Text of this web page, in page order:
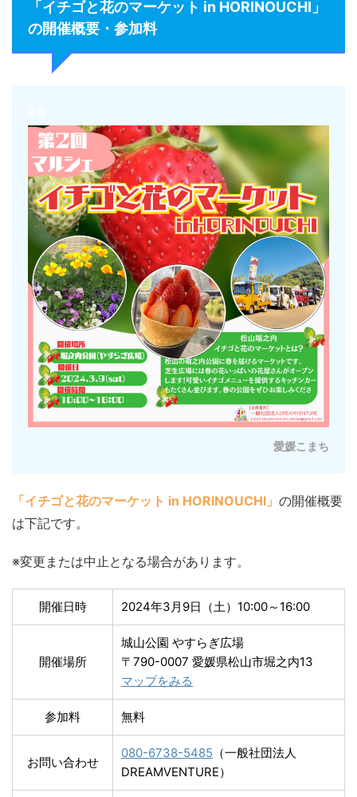
「イチゴと花のマーケット in HORINOUCHI」
の開催概要・参加料
愛媛こまち
「イチゴと花のマーケット in HORINOUCHI」 の開催概要
は下記です。
※変更または中止となる場合があります。
開催日時 2024年3月9日（土）10:00～16:00
開催場所
城山公園 やすらぎ広場
〒790-0007 愛媛県松山市堀之内13
マップをみる
参加料 無料
お問い合わせ
080-6738-5485 （一般社団法人
DREAMVENTURE）